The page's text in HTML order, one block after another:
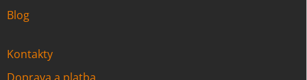
Blog
Kontakty